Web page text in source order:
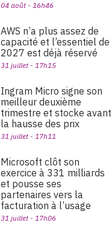
04 août - 16h46
AWS n’a plus assez de
capacité et l’essentiel de
2027 est déjà réservé
31 juillet - 17h15
Ingram Micro signe son
meilleur deuxième
trimestre et stocke avant
la hausse des prix
31 juillet - 17h11
Microsoft clôt son
exercice à 331 milliards
et pousse ses
partenaires vers la
facturation à l’usage
31 juillet - 17h06